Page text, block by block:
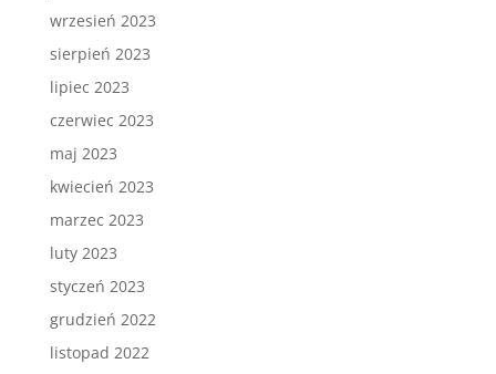
wrzesień 2023
sierpień 2023
lipiec 2023
czerwiec 2023
maj 2023
kwiecień 2023
marzec 2023
luty 2023
styczeń 2023
grudzień 2022
listopad 2022